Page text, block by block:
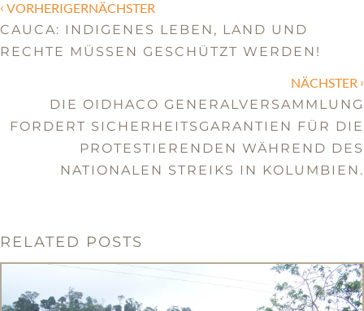
‹ VORHERIGERNÄCHSTER
CAUCA: INDIGENES LEBEN, LAND UND
RECHTE MÜSSEN GESCHÜTZT WERDEN!
NÄCHSTER ›
DIE OIDHACO GENERALVERSAMMLUNG
FORDERT SICHERHEITSGARANTIEN FÜR DIE
PROTESTIERENDEN WÄHREND DES
NATIONALEN STREIKS IN KOLUMBIEN.
RELATED POSTS